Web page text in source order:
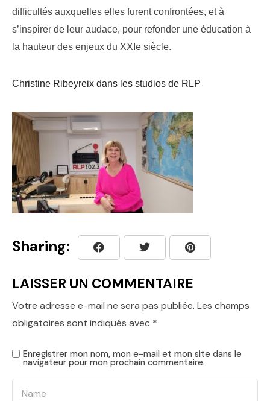
difficultés auxquelles elles furent confrontées, et à
s’inspirer de leur audace, pour refonder une éducation à
la hauteur des enjeux du XXIe siècle.
Christine Ribeyreix dans les studios de RLP
Sharing:
LAISSER UN COMMENTAIRE
Votre adresse e-mail ne sera pas publiée. Les champs
obligatoires sont indiqués avec *
Enregistrer mon nom, mon e-mail et mon site dans le
navigateur pour mon prochain commentaire.